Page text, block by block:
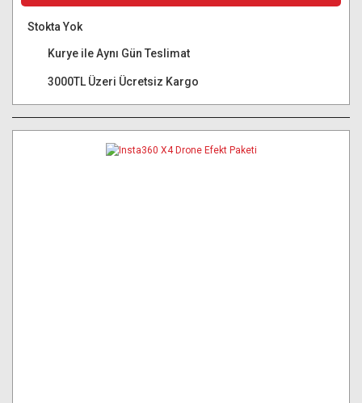
Stokta Yok
Kurye ile Aynı Gün Teslimat
3000TL Üzeri Ücretsiz Kargo